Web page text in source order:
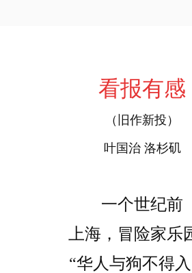
看报有感
（旧作新投）
叶国治 洛杉矶
一个世纪前
上海，冒险家乐
“华人与狗不得